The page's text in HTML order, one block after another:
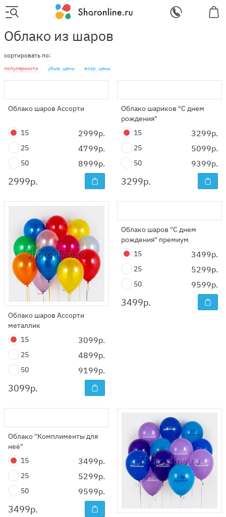
Облако из шаров
сортировать по:
популярности убыв. цены возр. цены
Облако шаров Ассорти
15 2999р.
25 4799р.
50 8999р.
2999р.
Облако шариков "С днем
рождения"
15
3299р.
25 5099р.
50 9399р.
3299р.
Облако шаров Ассорти
металлик
15
3099р.
25 4899р.
50 9199р.
3099р.
Облако шаров "С днем
рождения" премиум
15
3499р.
25 5299р.
50 9599р.
3499р.
Облако "Комплименты для
неё"
15
3499р.
25 5299р.
50 9599р.
3499р.